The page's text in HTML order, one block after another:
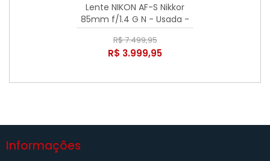
Lente NIKON AF-S Nikkor
85mm f/1.4 G N - Usada -
VENDIDA
R$ 7.499,95
R$ 3.999,95
Informações